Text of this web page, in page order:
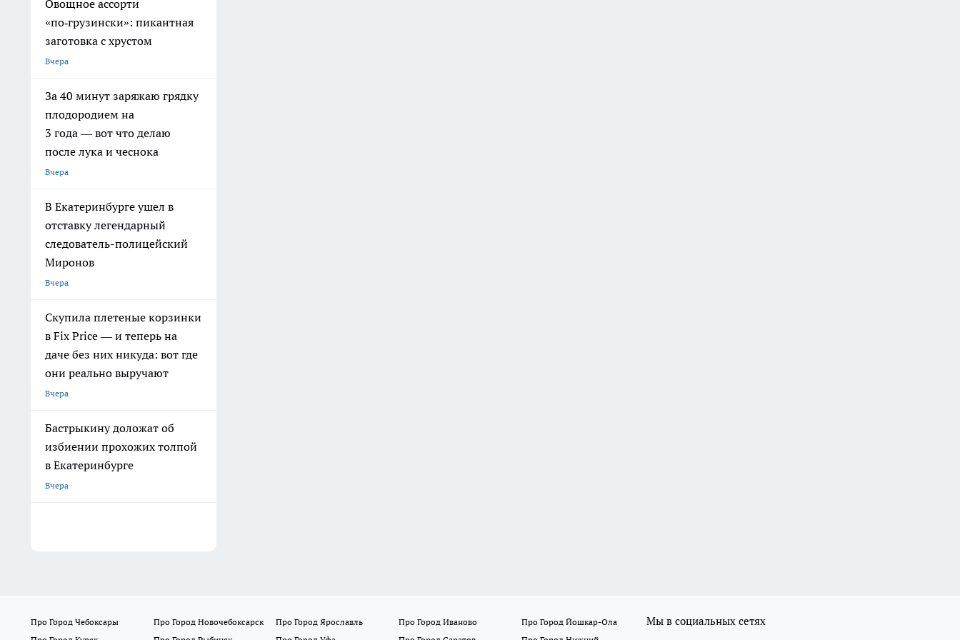
Овощное ассорти
«по‑грузински»: пикантная
заготовка с хрустом
Вчера
За 40 минут заряжаю грядку
плодородием на
3 года — вот что делаю
после лука и чеснока
Вчера
В Екатеринбурге ушел в
отставку легендарный
следователь-полицейский
Миронов
Вчера
Скупила плетеные корзинки
в Fix Price — и теперь на
даче без них никуда: вот где
они реально выручают
Вчера
Бастрыкину доложат об
избиении прохожих толпой
в Екатеринбурге
Вчера
Про Город Чебоксары Про Город Новочебоксарск Про Город Ярославль Про Город Иваново
Про Город Йошкар-Ола
Мы в социальных сетях